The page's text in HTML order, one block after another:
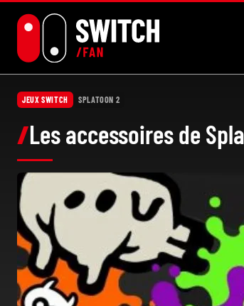
JEUX SWITCH SPLATOON 2
Les accessoires de